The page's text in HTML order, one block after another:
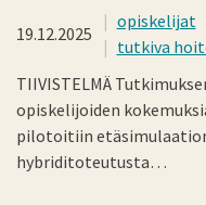
19.12.2025
opiskelijat
tutkiva
TIIVISTELMÄ
opiskelijoiden
pilotoitiin
hybriditoteutusta…